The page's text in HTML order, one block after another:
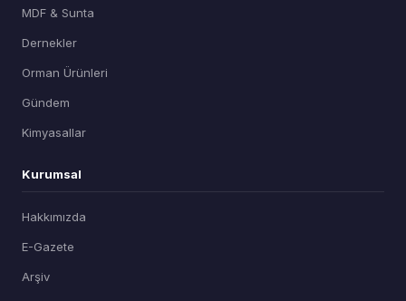
MDF & Sunta
Dernekler
Orman Ürünleri
Gündem
Kimyasallar
Kurumsal
Hakkımızda
E-Gazete
Arşiv